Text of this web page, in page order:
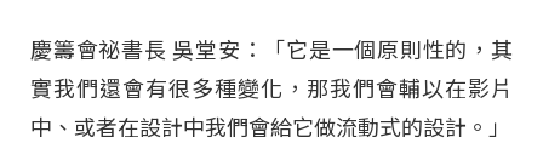
慶籌會祕書長 吳堂安：「它是一個原則性的，其
實我們還會有很多種變化，那我們會輔以在影片
中、或者在設計中我們會給它做流動式的設計。」